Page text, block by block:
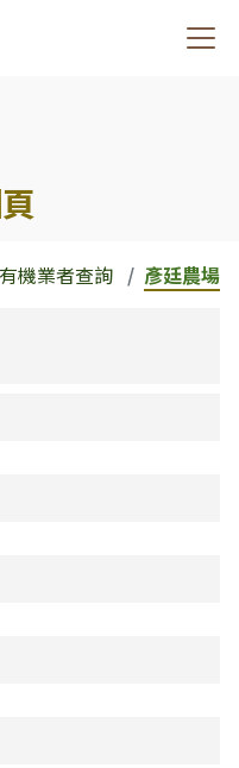
有機業者查詢
彥廷農場